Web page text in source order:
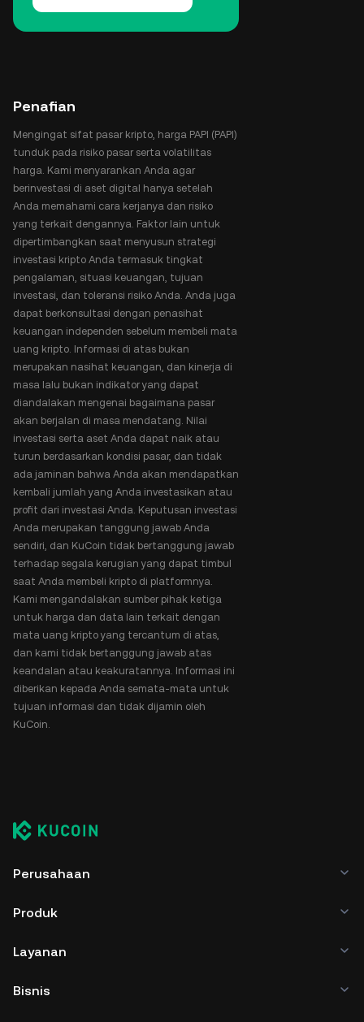
Penafian
Mengingat sifat pasar kripto, harga PAPI (PAPI)
tunduk pada risiko pasar serta volatilitas
harga. Kami menyarankan Anda agar
berinvestasi di aset digital hanya setelah
Anda memahami cara kerjanya dan risiko
yang terkait dengannya. Faktor lain untuk
dipertimbangkan saat menyusun strategi
investasi kripto Anda termasuk tingkat
pengalaman, situasi keuangan, tujuan
investasi, dan toleransi risiko Anda. Anda juga
dapat berkonsultasi dengan penasihat
keuangan independen sebelum membeli mata
uang kripto. Informasi di atas bukan
merupakan nasihat keuangan, dan kinerja di
masa lalu bukan indikator yang dapat
diandalakan mengenai bagaimana pasar
akan berjalan di masa mendatang. Nilai
investasi serta aset Anda dapat naik atau
turun berdasarkan kondisi pasar, dan tidak
ada jaminan bahwa Anda akan mendapatkan
kembali jumlah yang Anda investasikan atau
profit dari investasi Anda. Keputusan investasi
Anda merupakan tanggung jawab Anda
sendiri, dan KuCoin tidak bertanggung jawab
terhadap segala kerugian yang dapat timbul
saat Anda membeli kripto di platformnya.
Kami mengandalakan sumber pihak ketiga
untuk harga dan data lain terkait dengan
mata uang kripto yang tercantum di atas,
dan kami tidak bertanggung jawab atas
keandalan atau keakuratannya. Informasi ini
diberikan kepada Anda semata-mata untuk
tujuan informasi dan tidak dijamin oleh
KuCoin.
Perusahaan
Produk
Layanan
Bisnis